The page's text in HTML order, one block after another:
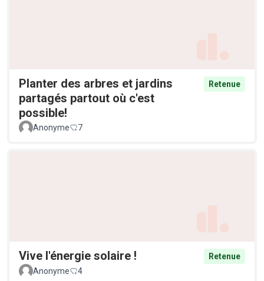
Planter des arbres et jardins
partagés partout où c'est
possible!
Retenue
Anonyme 7
Vive l'énergie solaire !
Retenue
Anonyme
4